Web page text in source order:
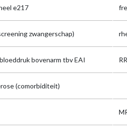
e217
zwangerschap)
bovenarm tbv EAI
(comorbiditeit)